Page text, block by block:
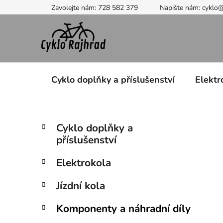
na
Zavolejte nám: 728 582 379 Napište nám:
Cyklo doplňky a příslušenství
P
t
a
n
Přeskočit
kategorie
K
a
g
r
e
Cyklo doplňky a
příslušenství
Elektrokola
Jízdní kola
Komponenty a náhradní díly